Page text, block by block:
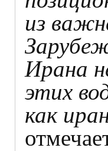
из
Ирана
этих
как